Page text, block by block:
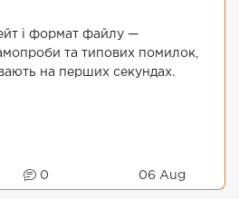
і формат файлу —
та типових помилок,
на перших секундах.
0 06 Aug